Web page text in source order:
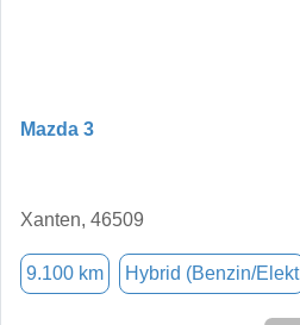
Mazda 3
Xanten, 46509
9.100 km Hybrid (Benzin/Elekt